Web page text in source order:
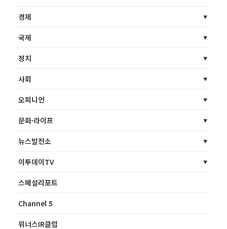
경제
국제
정치
사회
오피니언
문화·라이프
뉴스발전소
이투데이TV
스페셜리포트
Channel 5
위너스IR클럽